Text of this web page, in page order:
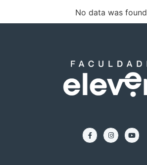
No data was found